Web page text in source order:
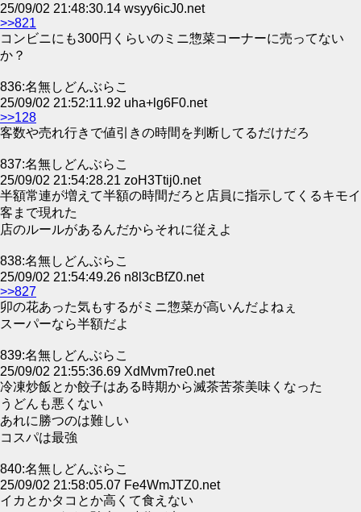
25/09/02 21:48:30.14 wsyy6icJ0.net
>>821
コンビニにも300円くらいのミニ惣菜コーナーに売ってない
か？
836:名無しどんぶらこ
25/09/02 21:52:11.92 uha+lg6F0.net
>>128
客数や売れ行きで値引きの時間を判断してるだけだろ
837:名無しどんぶらこ
25/09/02 21:54:28.21 zoH3Ttij0.net
半額常連が増えて半額の時間だろと店員に指示してくるキモイ
客まで現れた
店のルールがあるんだからそれに従えよ
838:名無しどんぶらこ
25/09/02 21:54:49.26 n8l3cBfZ0.net
>>827
卯の花あった気もするがミニ惣菜が高いんだよねぇ
スーパーなら半額だよ
839:名無しどんぶらこ
25/09/02 21:55:36.69 XdMvm7re0.net
冷凍炒飯とか餃子はある時期から滅茶苦茶美味くなった
うどんも悪くない
あれに勝つのは難しい
コスパは最強
840:名無しどんぶらこ
25/09/02 21:58:05.07 Fe4WmJTZ0.net
イカとかタコとか高くて食えない